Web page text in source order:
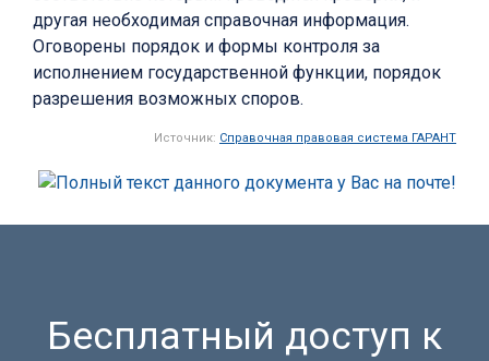
другая необходимая справочная информация.
Оговорены порядок и формы контроля за
исполнением государственной функции, порядок
разрешения возможных споров.
Источник: Справочная правовая система ГАРАНТ
Бесплатный доступ к